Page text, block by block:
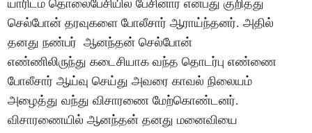
யாரிடம் தொலைபேசியில் பேசினார் என்பது குறித்து
செல்போன் தரவுகளை போலீசார் ஆராய்ந்தனர். அதில்
தனது நண்பர் ஆனந்தன் செல்போன்
எண்ணிலிருந்து கடைசியாக வந்த தொடர்பு எண்ணை
போலீசார் ஆய்வு செய்து அவரை காவல் நிலையம்
அழைத்து வந்து விசாரணை மேற்கொண்டனர்.
விசாரணையில் ஆனந்தன் தனது மனைவியை